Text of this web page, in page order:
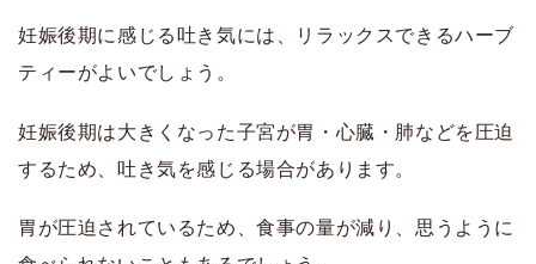
妊娠後期に感じる吐き気には、リラックスできるハーブ
ティーがよいでしょう。
妊娠後期は大きくなった子宮が胃・心臓・肺などを圧迫
するため、吐き気を感じる場合があります。
胃が圧迫されているため、食事の量が減り、思うように